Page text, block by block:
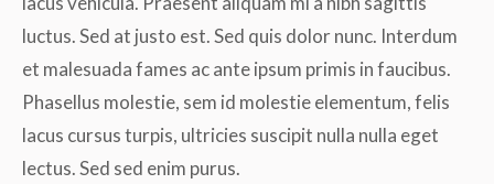
luctus. Sed at justo est. Sed quis dolor nunc. Interdum
et malesuada fames ac ante ipsum primis in faucibus.
Phasellus molestie, sem id molestie elementum, felis
lacus cursus turpis, ultricies suscipit nulla nulla eget
lectus. Sed sed enim purus.